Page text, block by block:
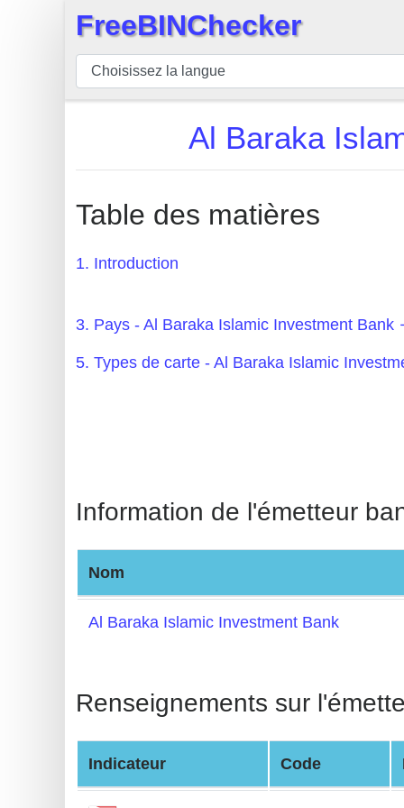
BIN
Vérificateur
Numéro
BIN
BIN
API
Checker
Banks
Credit
Card
Validator
Generator
Random
Credit
Card
FreeBINChecker
Al Baraka
Table des matières
1. Introduction
3. Pays - Al Baraka Islamic Investment
5. Types de carte - Al Baraka Islamic
Information de l'émetteur
Nom
Al Baraka Islamic Investment Bank
Renseignements sur
Indicateur Code